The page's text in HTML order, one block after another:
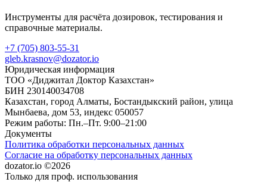
Инструменты для расчёта дозировок, тестирования и
справочные материалы.
+7 (705) 803-55-31
gleb.krasnov@dozator.io
Юридическая информация
ТОО «Диджитал Доктор Казахстан»
БИН 230140034708
Казахстан, город Алматы, Бостандыкский район, улица
Мынбаева, дом 53, индекс 050057
Режим работы: Пн.–Пт. 9:00–21:00
Документы
Политика обработки персональных данных
Согласие на обработку персональных данных
dozator.io ©2026
Только для проф. использования